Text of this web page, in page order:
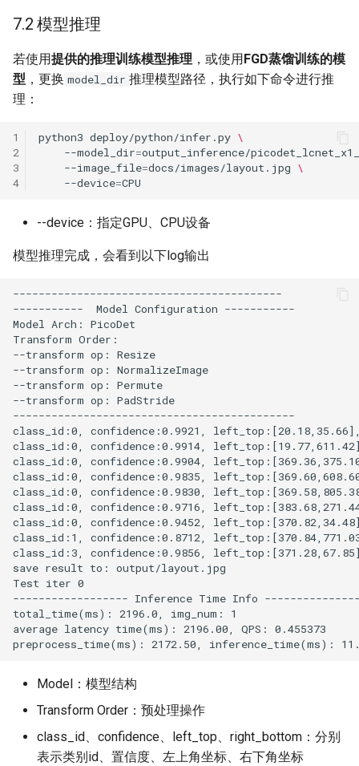
7.2 模型推理
若使用提供的推理训练模型推理 ，或使用FGD蒸馏训练的模
型 ，更换 model_dir 推理模型路径，执行如下命令进行推
理：
1
2
3
4
python3 deploy/python/infer.py \
--model_dir=output_inference/
--image_file=docs/images/layout.jpg \
--device=
--device：指定GPU、CPU设备
模型推理完成，会看到以下log输出
Model：模型结构
Transform Order：预处理操作
class_id、confidence、left_top、right_bottom：分别
表示类别id、置信度、左上角坐标、右下角坐标